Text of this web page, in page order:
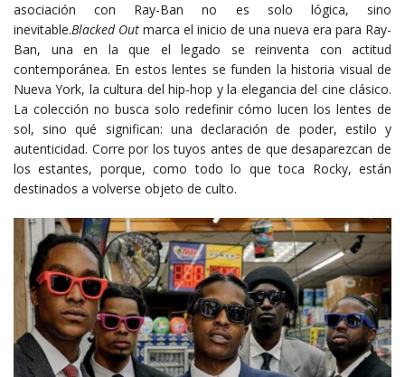
asociación con Ray-Ban no es solo lógica, sino
inevitable.Blacked Out marca el inicio de una nueva era para Ray-
Ban, una en la que el legado se reinventa con actitud
contemporánea. En estos lentes se funden la historia visual de
Nueva York, la cultura del hip-hop y la elegancia del cine clásico.
La colección no busca solo redefinir cómo lucen los lentes de
sol, sino qué significan: una declaración de poder, estilo y
autenticidad. Corre por los tuyos antes de que desaparezcan de
los estantes, porque, como todo lo que toca Rocky, están
destinados a volverse objeto de culto.